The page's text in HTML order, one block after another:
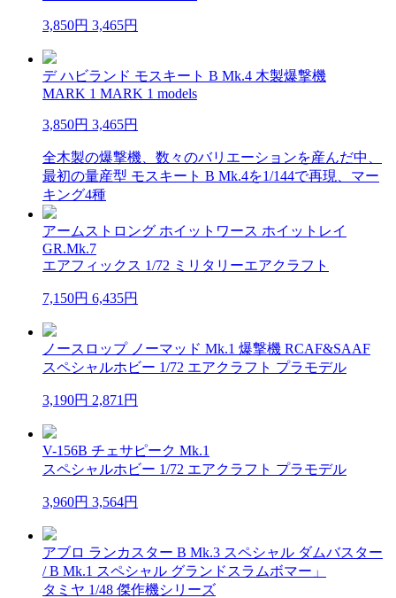
3,850円 3,465円
デ ハビランド モスキート B Mk.4 木製爆撃機
MARK 1 MARK 1 models
3,850円 3,465円
全木製の爆撃機、数々のバリエーションを産んだ中、
最初の量産型 モスキート B Mk.4を1/144で再現、マー
キング4種
アームストロング ホイットワース ホイットレイ
GR.Mk.7
エアフィックス 1/72 ミリタリーエアクラフト
7,150円 6,435円
ノースロップ ノーマッド Mk.1 爆撃機 RCAF&SAAF
スペシャルホビー 1/72 エアクラフト プラモデル
3,190円 2,871円
V-156B チェサピーク Mk.1
スペシャルホビー 1/72 エアクラフト プラモデル
3,960円 3,564円
アブロ ランカスター B Mk.3 スペシャル ダムバスター
/ B Mk.1 スペシャル グランドスラムボマー」
タミヤ 1/48 傑作機シリーズ